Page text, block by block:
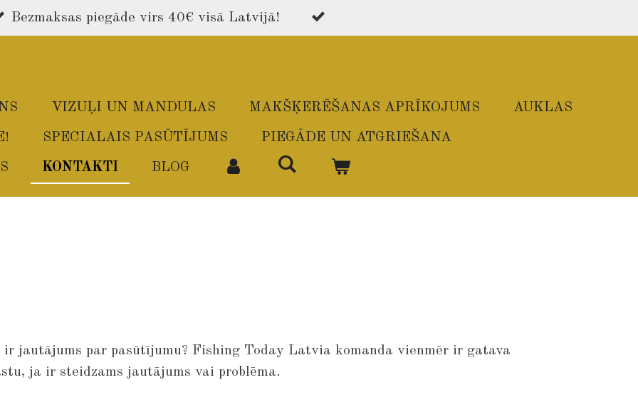
Bezmaksas piegāde virs 40€ visā Latvijā!
VIZUĻI UN MANDULAS MAKŠĶERĒŠANAS APRĪKOJUMS AUKLAS
SPECIALAIS PASŪTĪJUMS PIEGĀDE UN ATGRIEŠANA
KONTAKTI BLOG
ir jautājums par pasūtījumu? Fishing Today Latvia komanda vienmēr ir gatava
ja ir steidzams jautājums vai problēma.